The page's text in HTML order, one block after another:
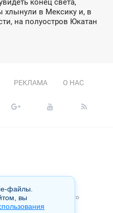
конец света,
хлынули в Мексику и, в
на полуостров Юкатан
РЕКЛАМА О НАС
без письменного
по закону.
файлы.
вы